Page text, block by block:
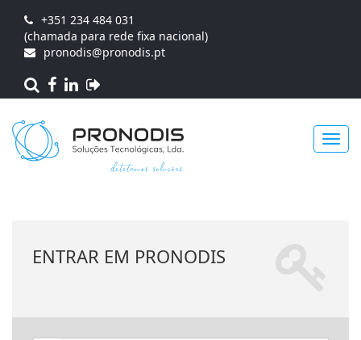
+351 234 484 031
(chamada para rede fixa nacional)
pronodis@pronodis.pt
ENTRAR EM PRONODIS